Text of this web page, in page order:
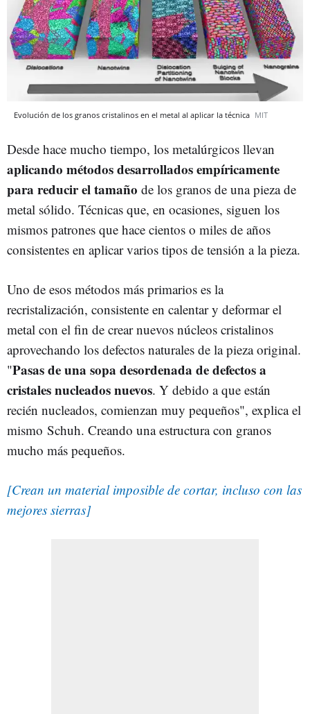
Evolución de los granos cristalinos en el metal al aplicar la técnica MIT
Desde hace mucho tiempo, los metalúrgicos llevan
aplicando métodos desarrollados empíricamente
para reducir el tamaño de los granos de una pieza de
metal sólido. Técnicas que, en ocasiones, siguen los
mismos patrones que hace cientos o miles de años
consistentes en aplicar varios tipos de tensión a la pieza.
Uno de esos métodos más primarios es la
recristalización, consistente en calentar y deformar el
metal con el fin de crear nuevos núcleos cristalinos
aprovechando los defectos naturales de la pieza original.
"Pasas de una sopa desordenada de defectos a
cristales nucleados nuevos. Y debido a que están
recién nucleados, comienzan muy pequeños", explica el
mismo Schuh. Creando una estructura con granos
mucho más pequeños.
[Crean un material imposible de cortar, incluso con las
mejores sierras]